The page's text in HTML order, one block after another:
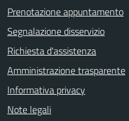
Prenotazione appuntamento
Segnalazione disservizio
Richiesta d'assistenza
Amministrazione trasparente
Informativa privacy
Note legali